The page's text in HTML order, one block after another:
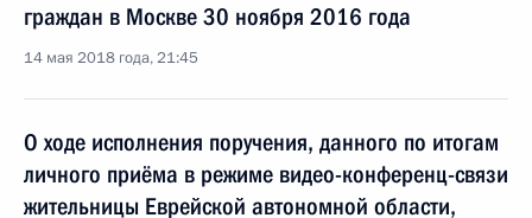
граждан в Москве 30 ноября 2016 года
14 мая 2018 года, 21:45
О ходе исполнения поручения, данного по итогам
личного приёма в режиме видео-конференц-связи
жительницы Еврейской автономной области,